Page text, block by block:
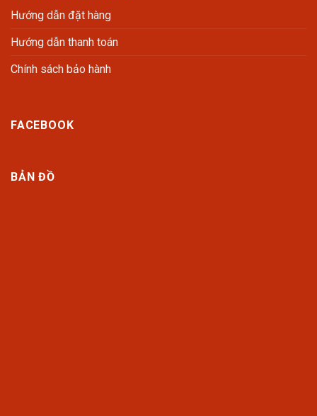
Hướng dẫn đặt hàng
Hướng dẫn thanh toán
Chính sách bảo hành
FACEBOOK
BẢN ĐỒ